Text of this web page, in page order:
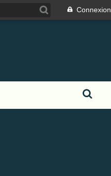
Connexion